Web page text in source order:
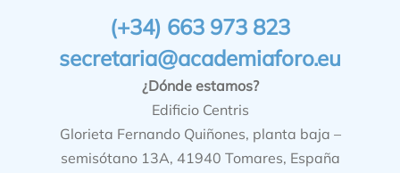
(+34) 663 973 823
secretaria@academiaforo.eu
¿Dónde estamos?
Edificio Centris
Glorieta Fernando Quiñones, planta baja –
semisótano 13A, 41940 Tomares, España